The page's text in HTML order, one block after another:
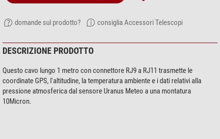
domande sul prodotto? consiglia Accessori Telescopi
DESCRIZIONE PRODOTTO
Questo cavo lungo 1 metro con connettore RJ9 a RJ11 trasmette le
coordinate GPS, l'altitudine, la temperatura ambiente e i dati relativi alla
pressione atmosferica dal sensore Uranus Meteo a una montatura
10Micron.